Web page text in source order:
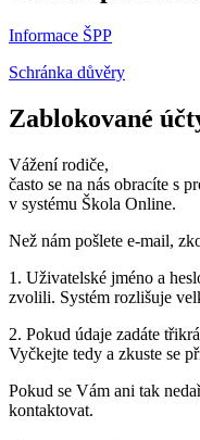
Informace ŠPP
Schránka důvěry
Zablokované
Vážení rodiče,
často se na nás obracíte s
v systému Škola Online.
Než nám pošlete e-mail,
1. Uživatelské jméno a
zvolili. Systém rozlišuje
2. Pokud údaje zadáte
Vyčkejte tedy a zkuste se
Pokud se Vám ani tak
kontaktovat.